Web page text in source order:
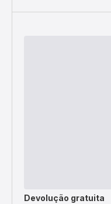
Devolução gratuita